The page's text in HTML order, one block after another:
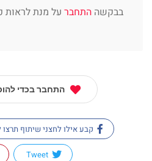
בבקשה התחבר על מנת לראות
התחבר בכדי
קבע אילו לחצני שיתוף תרצו
Tweet